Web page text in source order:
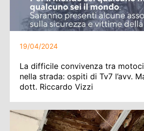
19/04/2024
La difficile convivenza tra
nella strada: ospiti di Tv7 l’avv.
dott. Riccardo Vizzi